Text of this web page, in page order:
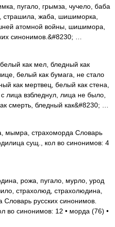
пугало, грымза, чучело, баба
жаба, шишиморка,
атомной войны, шишимора,
синонимов.&#8230; …
как мел, бледный как
белый как бумага, не стало
как мертвец, белый как стена,
лица взбледнул, лица не было,
смерть, бледный как&#8230; …
мымра, страхоморда Словарь
сущ., кол во синонимов: 4
рожа, пугало, мурло, урод
страхолюд, страхолюдина,
русских синонимов.
во синонимов: 12 • морда (76) •